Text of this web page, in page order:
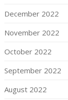
December 2022
November 2022
October 2022
September 2022
August 2022